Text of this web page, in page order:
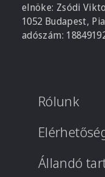
elnöke: Zsódi
1052 Budapest,
adószám:
Rólunk
Állandó